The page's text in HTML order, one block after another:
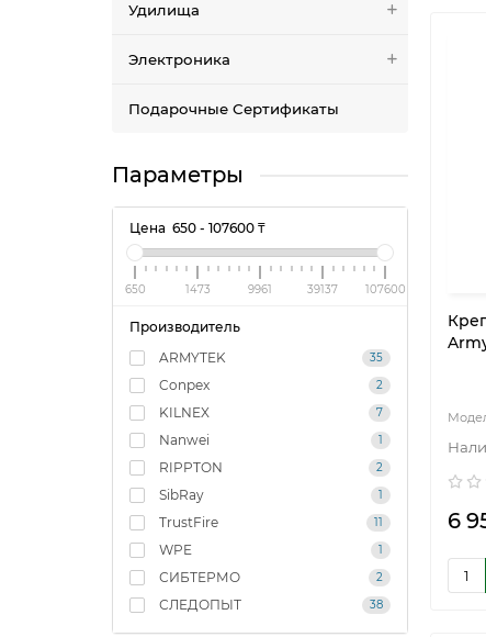
Удилища
Электроника
Подарочные Сертификаты
Параметры
Цена 650 - 107600 ₸
650 1473 9961 39137 107600
Производитель
ARMYTEK
35
Conpex 2
KILNEX 7
Nanwei 1
RIPPTON 2
SibRay 1
TrustFire 11
WPE 1
СИБТЕРМО 2
СЛЕДОПЫТ 38
6